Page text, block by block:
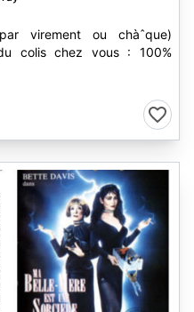
virement ou chàˆque)
colis chez vous : 100%